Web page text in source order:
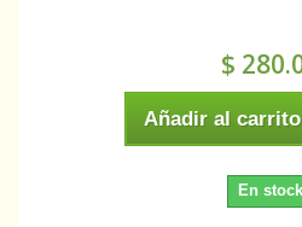
$
Añadir al carrito
En stock